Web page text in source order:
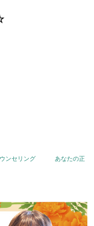
ンセリング
あなたの正